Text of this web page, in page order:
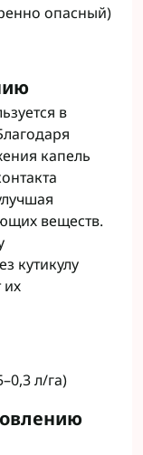
опасный)
в
капель
веществ.
кутикулу
их
л/га)